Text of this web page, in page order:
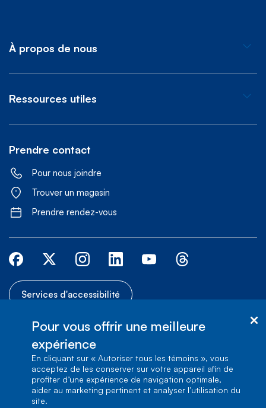
À propos de nous
Ressources utiles
Prendre contact
Pour nous joindre
Trouver un magasin
Prendre rendez-vous
Services d'accessibilité
Commentaires sur le site
Pour vous offrir une meilleure
expérience
En cliquant sur « Autoriser tous les témoins », vous
acceptez de les conserver sur votre appareil afin de
profiter d’une expérience de navigation optimale,
aider au marketing pertinent et analyser l’utilisation du
site.